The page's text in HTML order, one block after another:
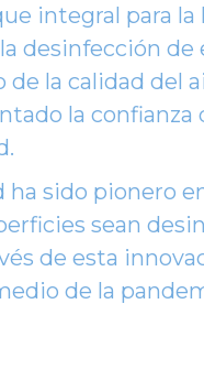
integral para la
desinfección de
la calidad del
la confianza
ha sido pionero
sean
de esta
de la